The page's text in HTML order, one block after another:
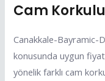
Cam
Canakkale-Bayramic-
konusunda uygun
yönelik farklı cam